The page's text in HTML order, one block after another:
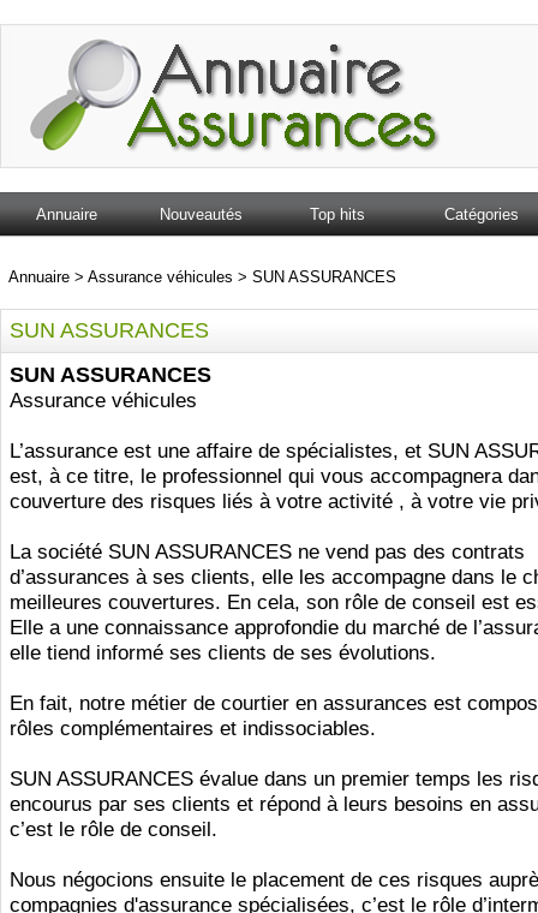
Annuaire Nouveautés Top hits Catégories
Annuaire > Assurance véhicules > SUN ASSURANCES
SUN ASSURANCES
SUN ASSURANCES
Assurance véhicules
L’assurance est une affaire de spécialistes, et SUN
est, à ce titre, le professionnel qui vous accompagnera
couverture des risques liés à votre activité , à votre vie
La société SUN ASSURANCES ne vend pas des contrats
d’assurances à ses clients, elle les accompagne dans le
meilleures couvertures. En cela, son rôle de conseil est
Elle a une connaissance approfondie du marché de
elle tiend informé ses clients de ses évolutions.
En fait, notre métier de courtier en assurances est
rôles complémentaires et indissociables.
SUN ASSURANCES évalue dans un premier temps les
encourus par ses clients et répond à leurs besoins en
c’est le rôle de conseil.
Nous négocions ensuite le placement de ces risques
compagnies d'assurance spécialisées, c’est le rôle